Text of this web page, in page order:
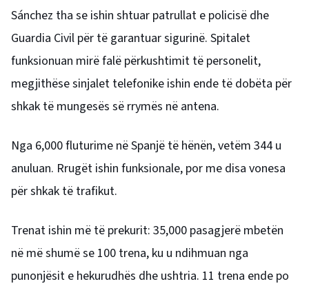
Sánchez tha se ishin shtuar patrullat e policisë dhe
Guardia Civil për të garantuar sigurinë. Spitalet
funksionuan mirë falë përkushtimit të personelit,
megjithëse sinjalet telefonike ishin ende të dobëta për
shkak të mungesës së rrymës në antena.
Nga 6,000 fluturime në Spanjë të hënën, vetëm 344 u
anuluan. Rrugët ishin funksionale, por me disa vonesa
për shkak të trafikut.
Trenat ishin më të prekurit: 35,000 pasagjerë mbetën
në më shumë se 100 trena, ku u ndihmuan nga
punonjësit e hekurudhës dhe ushtria. 11 trena ende po